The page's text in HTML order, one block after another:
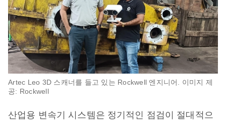
Artec Leo 3D 스캐너를 들고 있는 Rockwell 엔지니어. 이미지 제
공: Rockwell
산업용 변속기 시스템은 정기적인 점검이 절대적으